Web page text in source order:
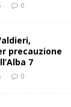
0
precauzione
7
0